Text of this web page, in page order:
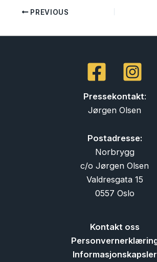
PREVIOUS
Pressekontakt:
Jørgen Olsen
Postadresse:
Norbrygg
c/o Jørgen Olsen
Valdresgata 15
0557 Oslo
Kontakt oss
Informasjonskapsler